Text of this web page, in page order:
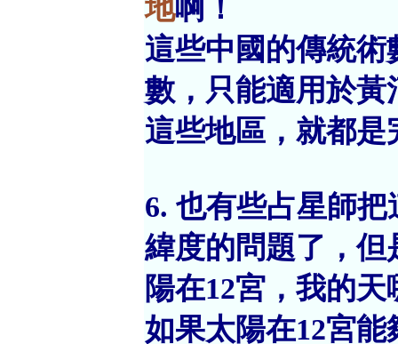
地啊！
這些中國的傳統
數，只能適用於
這些地區，就都是
6. 也有些占星師
緯度的問題了，
陽在12宮，我的天
如果太陽在12宮